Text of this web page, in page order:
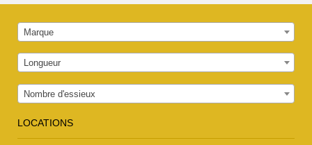
Marque
Longueur
Nombre d'essieux
LOCATIONS